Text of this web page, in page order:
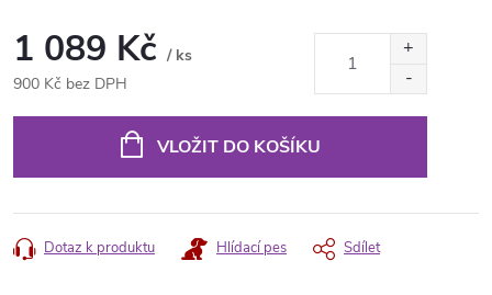
1 089 Kč / ks
900 Kč bez DPH
VLOŽIT DO KOŠÍKU
Dotaz k produktu Hlídací pes Sdílet